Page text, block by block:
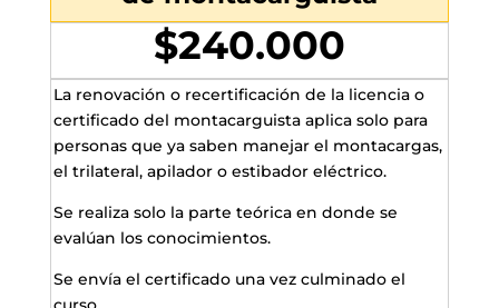
$240.000
La renovación o recertificación de la licencia o
certificado del montacarguista aplica solo para
personas que ya saben manejar el montacargas,
el trilateral, apilador o estibador eléctrico.
Se realiza solo la parte teórica en donde se
evalúan los conocimientos.
Se envía el certificado una vez culminado el